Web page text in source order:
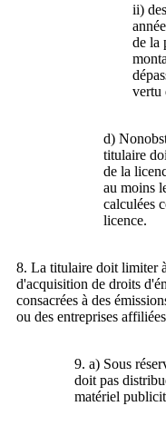
ii)
de la
vertu
d)
titulaire
de la
au moins
calculées
licence.
8. La titulaire doit limiter
d'acquisition de droits
consacrées à des
ou des entreprises
9. a) Sous
doit pas
matériel